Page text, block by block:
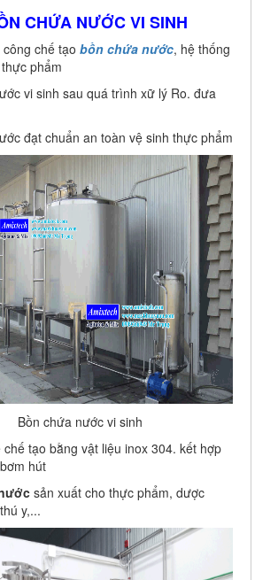
CHỨA NƯỚC VI SINH
chế tạo bồn chứa nước, hệ thống
phẩm
vi sinh sau quá trình xữ lý Ro. đưa
đạt chuẩn an toàn vệ sinh thực phẩm
Bồn chứa nước vi sinh
chế tạo bằng vật liệu inox 304. kết hợp
hút
sản xuất cho thực phẩm, dược
y,...